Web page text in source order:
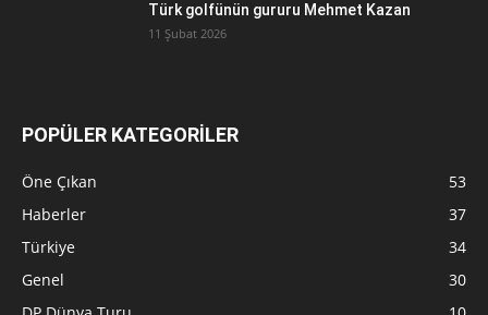
Türk golfünün gururu Mehmet Kazan
11 Şubat 2026
POPÜLER KATEGORİLER
Öne Çıkan
53
Haberler
37
Türkiye
34
Genel
30